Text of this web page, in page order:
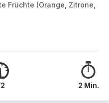
Früchte (Orange, Zitrone,
2 Min.